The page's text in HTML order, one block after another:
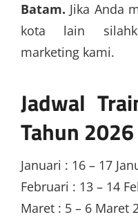
Batam. Jika Anda
kota lain
marketing kami.
Jadwal
Tahun 2026
Januari : 16 – 17
Februari : 13 – 14
Maret : 5 – 6 Maret